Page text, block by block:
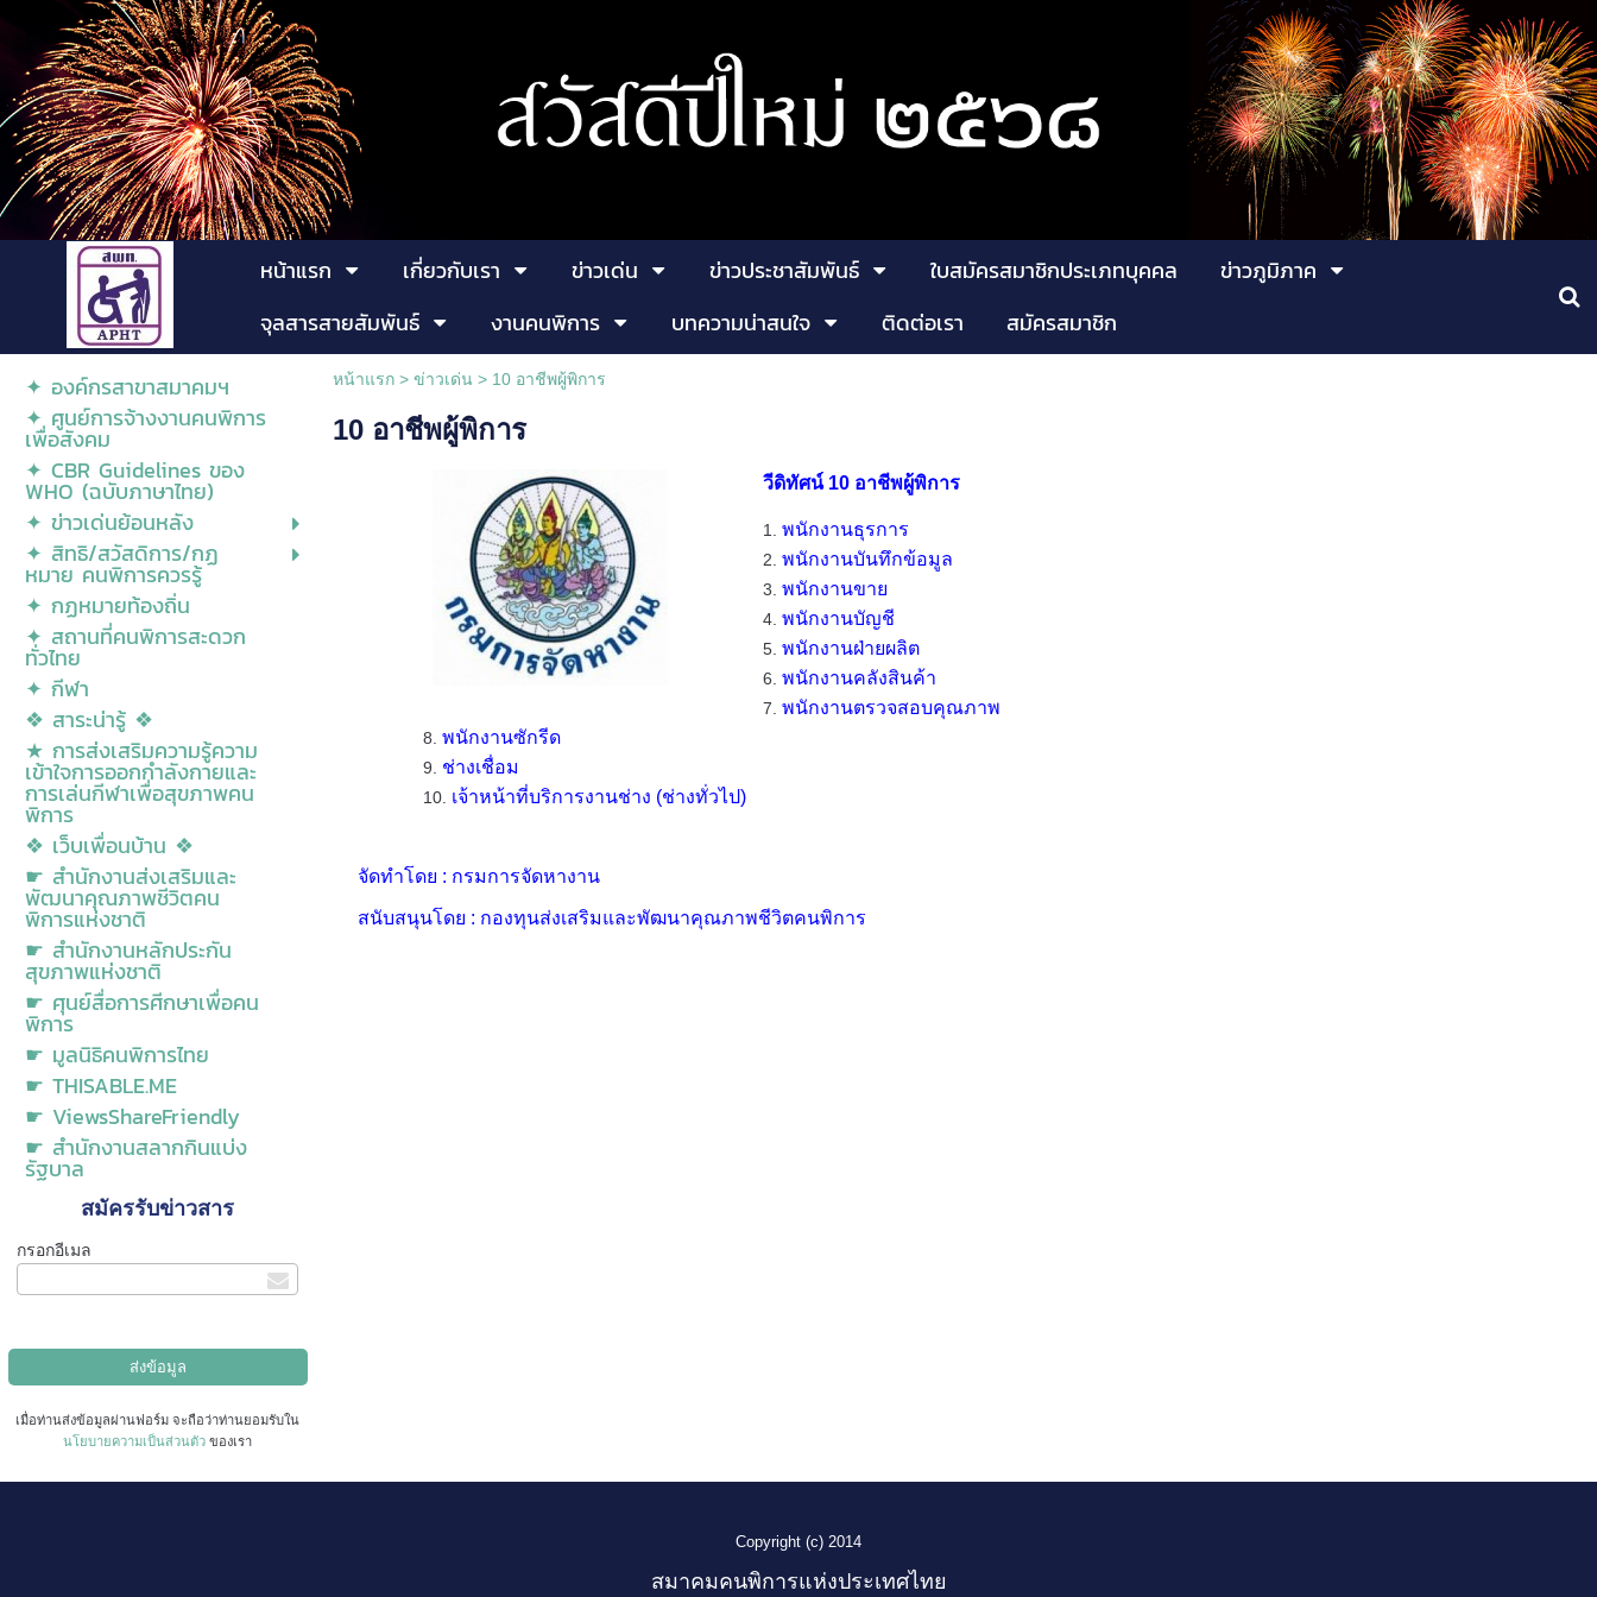
หน้าแรก เกี่ยวกับเรา ข่าวเด่น ข่าวประชาสัมพันธ์ ใบสมัครสมาชิกประเภทบุคคล
ข่าวภูมิภาค
จุลสารสายสัมพันธ์
งานคนพิการ บทความน่าสนใจ ติดต่อเรา
สมัครสมาชิก
✦ องค์กรสาขาสมาคมฯ
✦ ศูนย์การจ้างงานคนพิการ
เพื่อสังคม
✦ CBR Guidelines ของ
WHO (ฉบับภาษาไทย)
✦ ข่าวเด่นย้อนหลัง
✦ สิทธิ/สวัสดิการ/กฏ
หมาย คนพิการควรรู้
✦ กฏหมายท้องถิ่น
✦ สถานที่คนพิการสะดวก
ทั่วไทย
✦ กีฬา
❖ สาระน่ารู้ ❖
★ การส่งเสริมความรู้ความ
เข้าใจการออกกำลังกายและ
การเล่นกีฬาเพื่อสุขภาพคน
พิการ
❖ เว็บเพื่อนบ้าน ❖
☛ สำนักงานส่งเสริมและ
พัฒนาคุณภาพชีวิตคน
พิการแห่งชาติ
☛ สำนักงานหลักประกัน
สุขภาพแห่งชาติ
☛ ศุนย์สื่อการศีกษาเพื่อคน
พิการ
☛ มูลนิธิคนพิการไทย
☛ THISABLE.ME
☛ ViewsShareFriendly
☛ สำนักงานสลากกินแบ่ง
รัฐบาล
สมัครรับข่าวสาร
กรอกอีเมล
เมื่อท่านส่งข้อมูลผ่านฟอร์ม จะถือว่าท่านยอมรับใน
นโยบายความเป็นส่วนตัว ของเรา
หน้าแรก> ข่าวเด่น > 10 อาชีพผู้พิการ
10 อาชีพผู้พิการ
วีดิทัศน์ 10 อาชีพผู้พิการ
พนักงานธุรการ
พนักงานบันทึกข้อมูล
พนักงานขาย
พนักงานบัญชี
พนักงานฝ่ายผลิต
พนักงานคลังสินค้า
พนักงานตรวจสอบคุณภาพ
พนักงานซักรีด
ช่างเชื่อม
เจ้าหน้าที่บริการงานช่าง (ช่างทั่วไป)
จัดทำโดย : กรมการจัดหางาน
สนับสนุนโดย : กองทุนส่งเสริมและพัฒนาคุณภาพชีวิตคนพิการ
Copyright (c) 2014
สมาคมคนพิการแห่งประเทศไทย